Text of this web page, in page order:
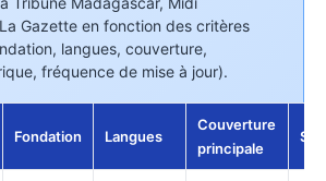
Gazette en fonction des critères
langues, couverture,
fréquence de mise à jour).
Fondation Langues
Couverture
principale